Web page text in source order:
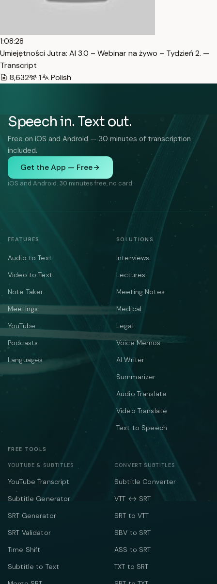
1:08:28
Umiejętności Jutra: AI 3.0 – Webinar na żywo – Tydzień 2. —
Transcript
8,632
1 Polish
Speech in. Text out.
Free on iOS and Android — 30 minutes of transcription
included.
Get the App — Free
iOS and Android. 30 minutes free, no card.
FEATURES
Audio to Text
Video to Text
Note Taker
Meetings
YouTube
Podcasts
Languages
SOLUTIONS
Interviews
Lectures
Meeting Notes
Medical
Legal
Voice Memos
AI Writer
Summarizer
Audio Translate
Video Translate
Text to Speech
FREE TOOLS
YOUTUBE & SUBTITLES
YouTube Transcript
Subtitle Generator
SRT Generator
SRT Validator
Time Shift
Subtitle to Text
CONVERT SUBTITLES
Subtitle Converter
VTT ↔ SRT
SRT to VTT
SBV to SRT
ASS to SRT
TXT to SRT